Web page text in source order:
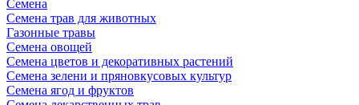
Семена
Семена трав для животных
Газонные травы
Семена овощей
Семена цветов и декоративных растений
Семена зелени и пряновкусовых культур
Семена ягод и фруктов